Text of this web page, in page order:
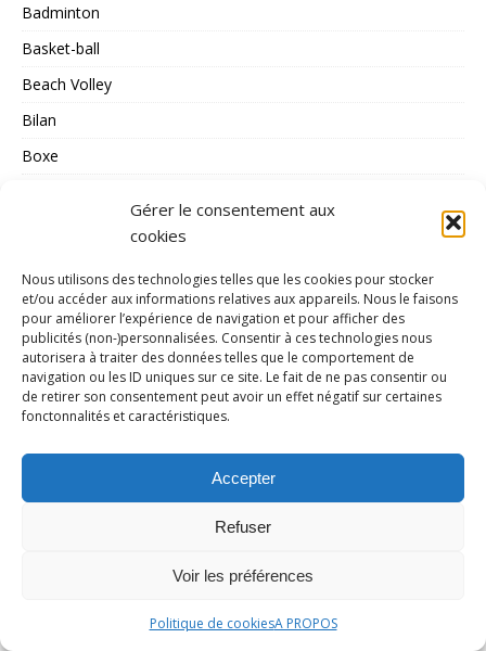
Gérer le consentement aux
cookies
Nous utilisons des technologies telles que les cookies pour stocker
et/ou accéder aux informations relatives aux appareils. Nous le faisons
pour améliorer l’expérience de navigation et pour afficher des
publicités (non-)personnalisées. Consentir à ces technologies nous
autorisera à traiter des données telles que le comportement de
navigation ou les ID uniques sur ce site. Le fait de ne pas consentir ou
de retirer son consentement peut avoir un effet négatif sur certaines
fonctonnalités et caractéristiques.
Accepter
Refuser
Voir les préférences
Politique de cookiesA PROPOS
Badminton
Basket-ball
Beach Volley
Bilan
Boxe
Entretien
Equitation
escrime
Evènement